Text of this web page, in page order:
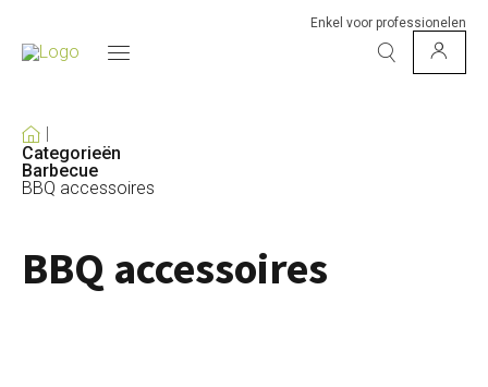
Enkel voor professionelen
Categorieën
Barbecue
BBQ accessoires
BBQ accessoires